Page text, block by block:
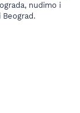
nudimo i